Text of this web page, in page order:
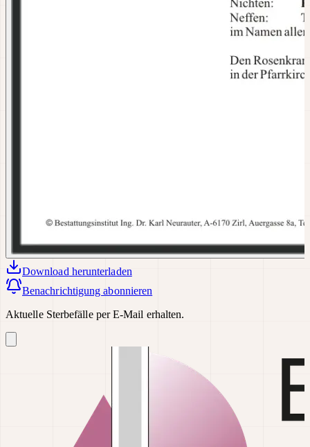
Download herunterladen
Benachrichtigung abonnieren
Aktuelle Sterbefälle per E-Mail erhalten.